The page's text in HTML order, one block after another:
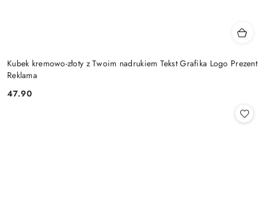
Kubek kremowo-złoty z Twoim nadrukiem Tekst Grafika Logo Prezent
Reklama
Cena:
47.90